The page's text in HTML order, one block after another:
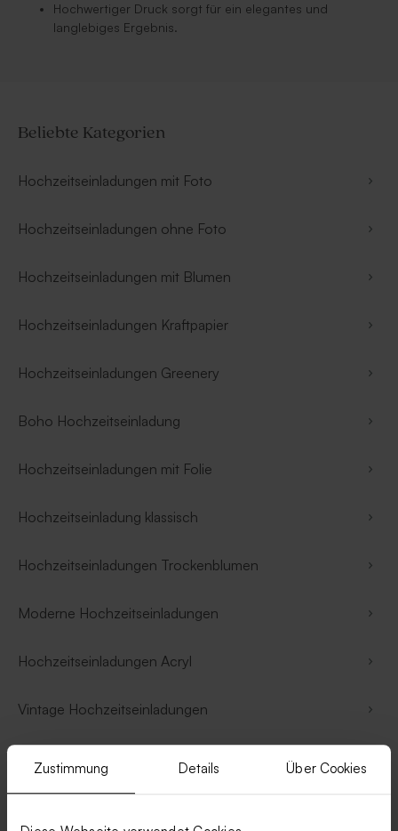
Zustimmung Details Über Cookies
Hochwertiger Druck sorgt für ein elegantes und
langlebiges Ergebnis.
Beliebte Kategorien
Hochzeitseinladungen mit Foto
Hochzeitseinladungen ohne Foto
Hochzeitseinladungen mit Blumen
Hochzeitseinladungen Kraftpapier
Hochzeitseinladungen Greenery
Boho Hochzeitseinladung
Hochzeitseinladungen mit Folie
Hochzeitseinladung klassisch
Hochzeitseinladungen Trockenblumen
Moderne Hochzeitseinladungen
Hochzeitseinladungen Acryl
Vintage Hochzeitseinladungen